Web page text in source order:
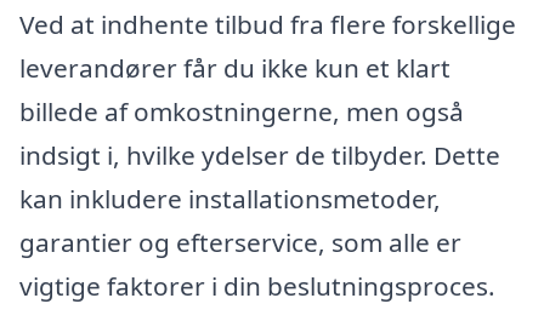
Ved at indhente tilbud fra flere forskellige
leverandører får du ikke kun et klart
billede af omkostningerne, men også
indsigt i, hvilke ydelser de tilbyder. Dette
kan inkludere installationsmetoder,
garantier og efterservice, som alle er
vigtige faktorer i din beslutningsproces.